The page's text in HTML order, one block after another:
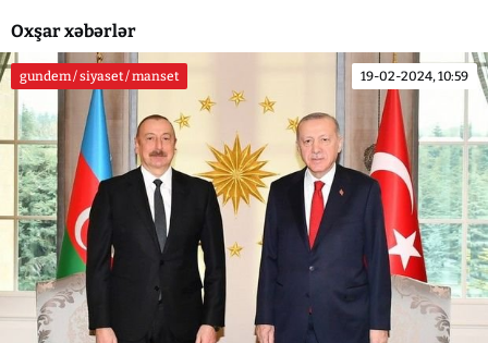
Oxşar xəbərlər
gundem / siyaset / manset 19-02-2024, 10:59